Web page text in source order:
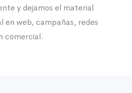
y dejamos el material
en web, campañas, redes
comercial.